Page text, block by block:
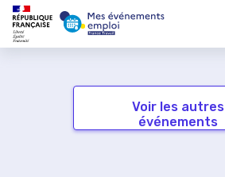
Voir les autres
événements